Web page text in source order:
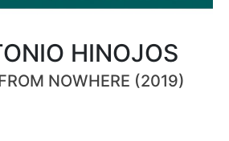
HINOJOS
NOWHERE (2019)